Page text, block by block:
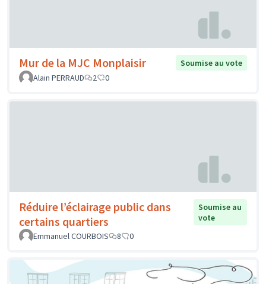
Mur de la MJC Monplaisir
Soumise au vote
Alain PERRAUD
2 0
Réduire l’éclairage public dans
certains quartiers
Soumise au
vote
Emmanuel COURBOIS
8 0